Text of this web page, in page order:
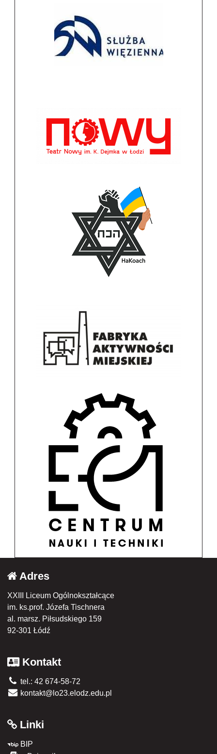
Adres
XXIII Liceum Ogólnokształcące
im. ks.prof. Józefa Tischnera
al. marsz. Piłsudskiego 159
92-301 Łódź
Kontakt
tel.: 42 674-58-72
kontakt@lo23.elodz.edu.pl
Linki
BIP